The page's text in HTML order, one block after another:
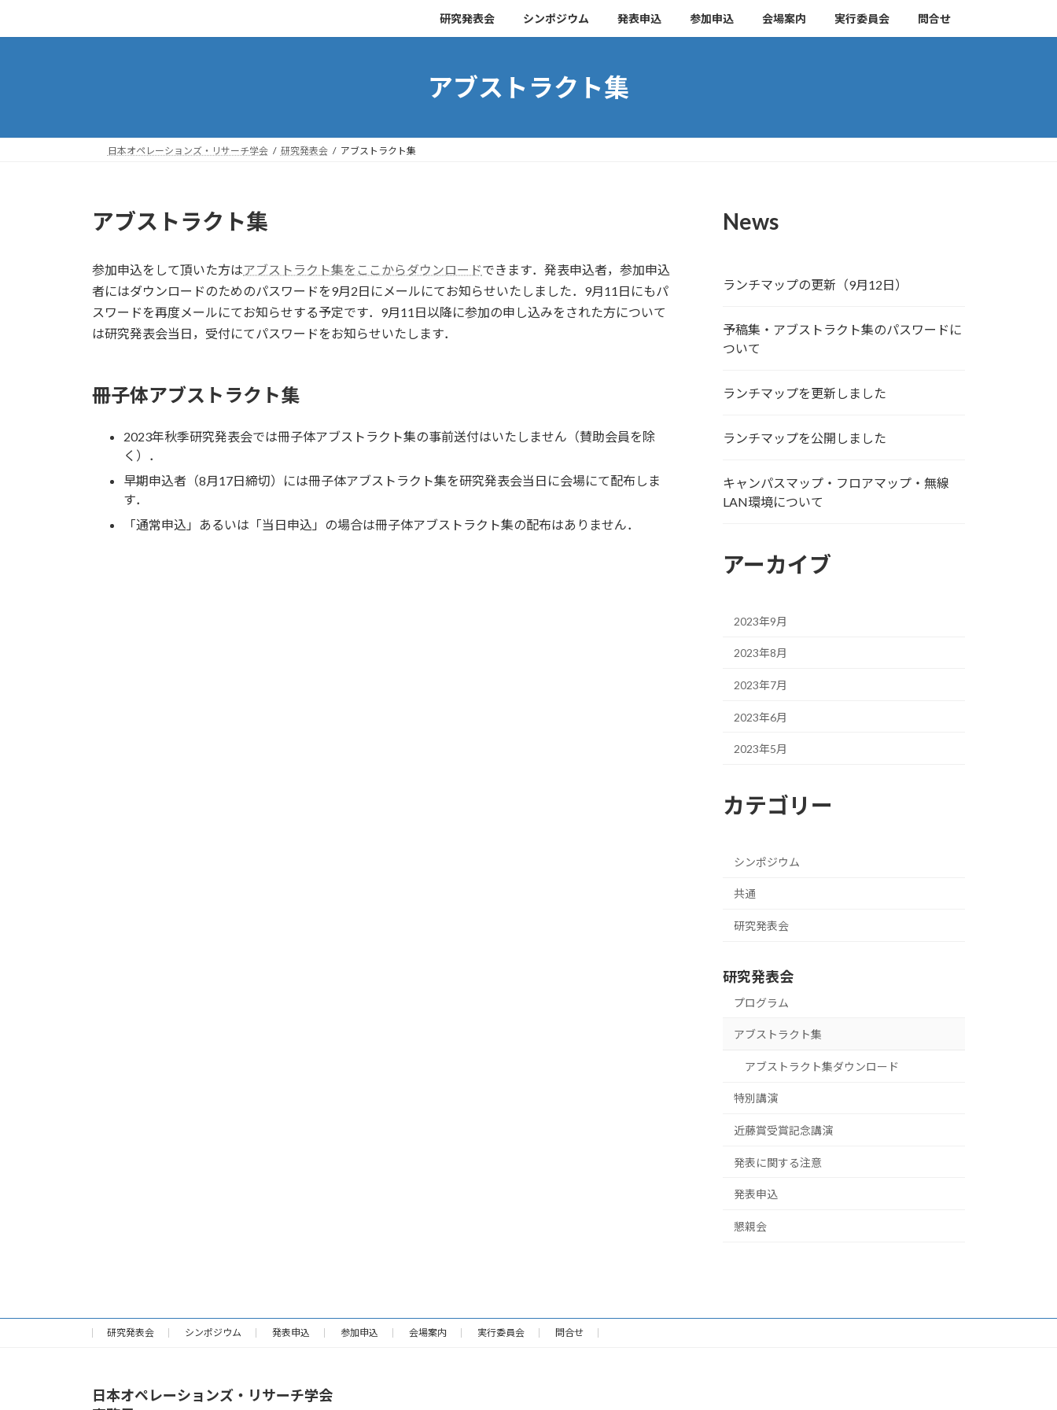
キ
に
研究発表会 シンポジウム 発表申込 参加申込 会場案内 実行委員会 問合せ
アブストラクト集
日本オペレーションズ・リサーチ学会 研究発表会 アブストラクト集
アブストラクト集
参加申込をして頂いた方はアブストラクト集をここからダウンロードできます．発表申込者，参加申込
者にはダウンロードのためのパスワードを9月2日にメールにてお知らせいたしました．9月11日にもパ
スワードを再度メールにてお知らせする予定です．9月11日以降に参加の申し込みをされた方について
は研究発表会当日，受付にてパスワードをお知らせいたします．
冊子体アブストラクト集
2023年秋季研究発表会では冊子体アブストラクト集の事前送付はいたしません（賛助会員を除
く）．
早期申込者（8月17日締切）には冊子体アブストラクト集を研究発表会当日に会場にて配布しま
す．
「通常申込」あるいは「当日申込」の場合は冊子体アブストラクト集の配布はありません．
News
ランチマップの更新（9月12日）
予稿集・アブストラクト集のパスワードに
ついて
ランチマップを更新しました
ランチマップを公開しました
キャンパスマップ・フロアマップ・無線
LAN環境について
アーカイブ
2023年9月
2023年8月
2023年7月
2023年6月
2023年5月
カテゴリー
シンポジウム
共通
研究発表会
研究発表会
プログラム
アブストラクト集
アブストラクト集ダウンロード
特別講演
近藤賞受賞記念講演
発表に関する注意
発表申込
懇親会
研究発表会 シンポジウム 発表申込 参加申込 会場案内 実行委員会 問合せ
日本オペレーションズ・リサーチ学会